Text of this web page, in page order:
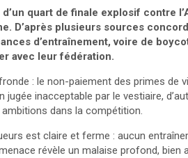
quart de finale explosif contre
D’après plusieurs sources
d’entraînement, voire de
avec leur fédération.
: le non-paiement des primes de
jugée inacceptable par le vestiaire,
dans la compétition.
est claire et ferme : aucun
révèle un malaise profond,